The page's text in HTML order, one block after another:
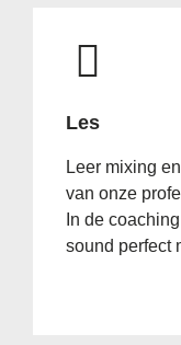
Les
Leer mixing
van onze
In de
sound perfect